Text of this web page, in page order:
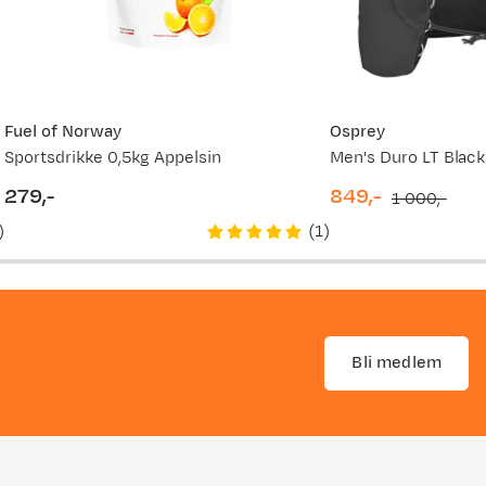
Fuel of Norway
Sportsdrikke 0,5kg Appelsin
279,-
(1)
Osprey
Men's Duro LT Black
849,- 1 000,-
Bli medlem